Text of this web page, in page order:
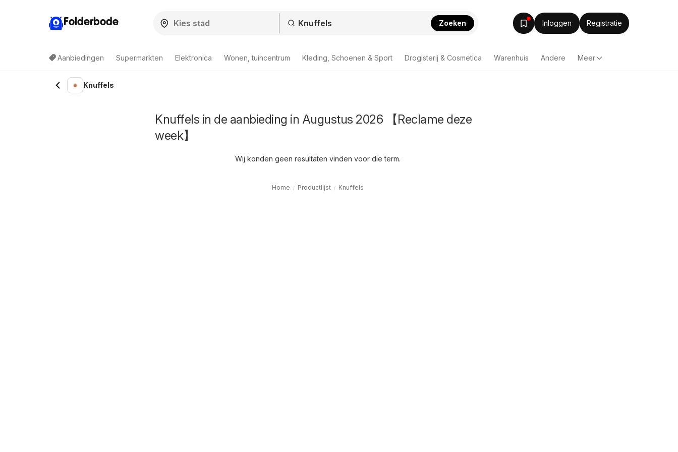
Folderbode Zoeken Inloggen Registratie
Aanbiedingen Supermarkten Elektronica Wonen, tuincentrum Kleding, Schoenen & Sport Drogisterij & Cosmetica Warenhuis Andere Meer
Knuffels
Knuffels in de aanbieding in Augustus 2026 【Reclame deze
week】
Wij konden geen resultaten vinden voor die term.
Home Productlijst Knuffels